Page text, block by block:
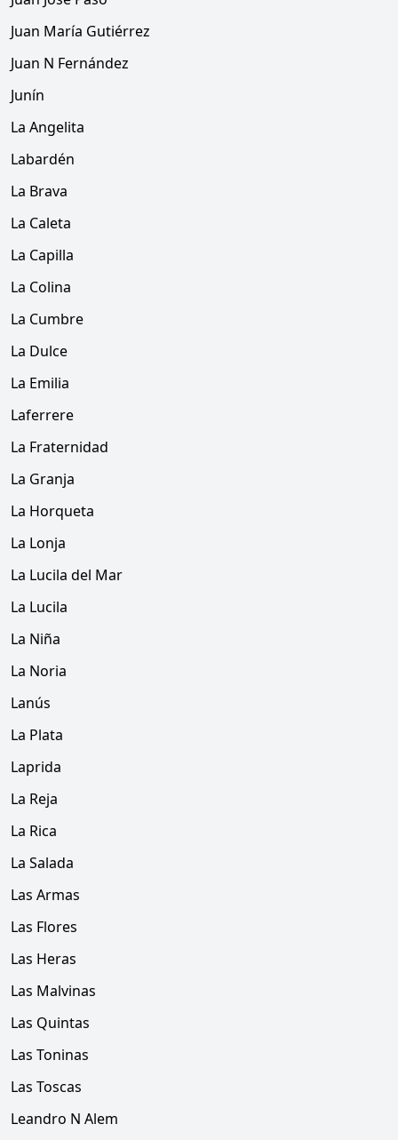
Juan María Gutiérrez
Juan N Fernández
Junín
La Angelita
Labardén
La Brava
La Caleta
La Capilla
La Colina
La Cumbre
La Dulce
La Emilia
Laferrere
La Fraternidad
La Granja
La Horqueta
La Lonja
La Lucila del Mar
La Lucila
La Niña
La Noria
Lanús
La Plata
Laprida
La Reja
La Rica
La Salada
Las Armas
Las Flores
Las Heras
Las Malvinas
Las Quintas
Las Toninas
Las Toscas
Leandro N Alem